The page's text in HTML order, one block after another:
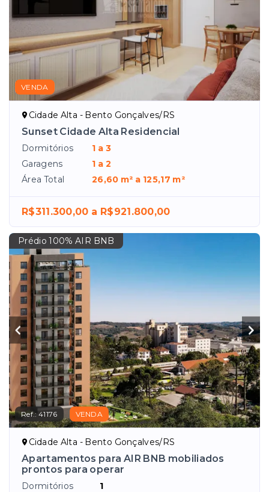
VENDA
Cidade Alta - Bento Gonçalves/RS
Sunset Cidade Alta Residencial
Dormitórios
1 a 3
Garagens
1 a 2
Área Total
26,60 m² a 125,17 m²
R$311.300,00 a R$921.800,00
Prédio 100% AIR BNB
Ref.:41176 VENDA
Cidade Alta - Bento Gonçalves/RS
Apartamentos para AIR BNB mobiliados
prontos para operar
Dormitórios
1